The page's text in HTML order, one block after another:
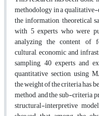
methodology in a
the information, theoretical
with 5 experts who were
analyzing the content of
cultural, economic and
sampling, 40 experts and
quantitative section, using
the weight of the criteria has
method, and the sub-criteria
structural-interpretive